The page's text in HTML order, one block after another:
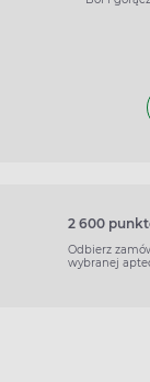
2 600
Odbierz
wybranej